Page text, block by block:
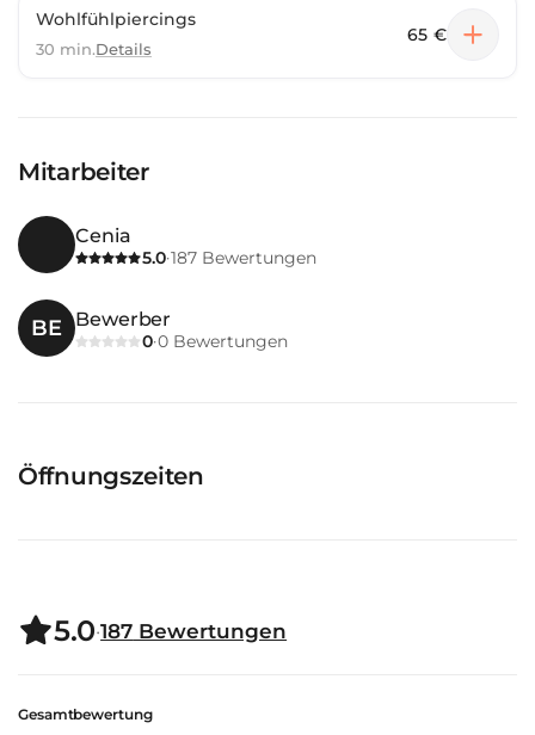
Wohlfühlpiercings
30 min.Details
65 €
Mitarbeiter
Cenia
5.0·187 Bewertungen
BE Bewerber
0·0 Bewertungen
Öffnungszeiten
5.0·187 Bewertungen
Gesamtbewertung